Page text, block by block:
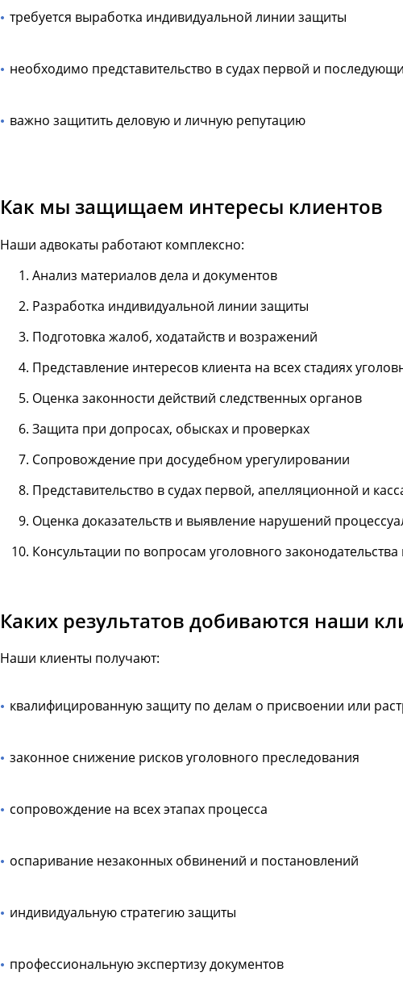
требуется выработка индивидуальной линии защиты
необходимо представительство в судах первой и
важно защитить деловую и личную репутацию
Как мы защищаем интересы клиентов
Наши адвокаты работают комплексно:
Анализ материалов дела и документов
Разработка индивидуальной линии защиты
Подготовка жалоб, ходатайств и возражений
Представление интересов клиента на всех стадиях
Оценка законности действий следственных органов
Защита при допросах, обысках и проверках
Сопровождение при досудебном урегулировании
Представительство в судах первой, апелляционной и
Оценка доказательств и выявление нарушений
Консультации по вопросам уголовного
Каких результатов добиваются наши
Наши клиенты получают:
квалифицированную защиту по делам о присвоении или
законное снижение рисков уголовного преследования
сопровождение на всех этапах процесса
оспаривание незаконных обвинений и постановлений
индивидуальную стратегию защиты
профессиональную экспертизу документов